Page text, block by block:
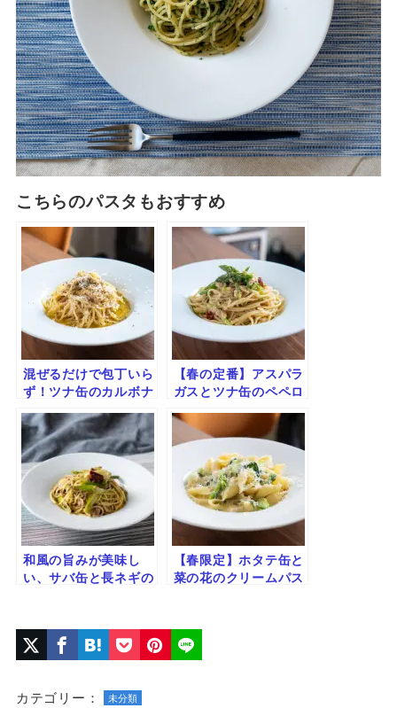
こちらのパスタもおすすめ
混ぜるだけで包丁いら
ず！ツナ缶のカルボナ
ーラ
【春の定番】アスパラ
ガスとツナ缶のペペロ
ンチーノ｜香り引き立
つ簡単レシピ
和風の旨みが美味し
い、サバ缶と長ネギの
【春限定】ホタテ缶と
菜の花のクリームパス
カテゴリー： 未分類